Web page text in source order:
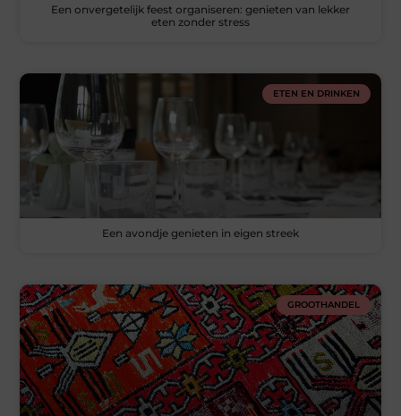
Een onvergetelijk feest organiseren: genieten van lekker
eten zonder stress
ETEN EN DRINKEN
Een avondje genieten in eigen streek
GROOTHANDEL